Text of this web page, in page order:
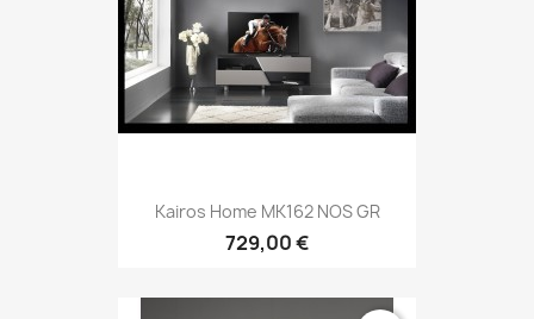
Kairos Home MK162 NOS GR
729,00 €